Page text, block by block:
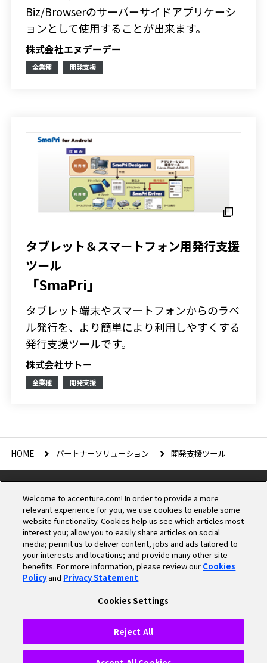
Biz/Browserのサーバーサイドアプリケーシ
ョンとして使用することが出来ます。
株式会社エヌデーデー
全業種 開発支援
タブレット＆スマートフォン用発行支援
ツール
「SmaPri」
タブレット端末やスマートフォンからのラベ
ル発行を、より簡単により利用しやすくする
発行支援ツールです。
株式会社サトー
全業種 開発支援
HOME パートナーソリューション 開発支援ツール
Cookieの設定
プライバシーポリシー
Welcome to accenture.com! In order to provide a more
relevant experience for you, we use cookies to enable some
website functionality. Cookies help us see which articles most
interest you; allow you to easily share articles on social
media; permit us to deliver content, jobs and ads tailored to
your interests and locations; and provide many other site
benefits. For more information, please review our Cookies
Policyand Privacy Statement.
Cookies Settings
Reject All